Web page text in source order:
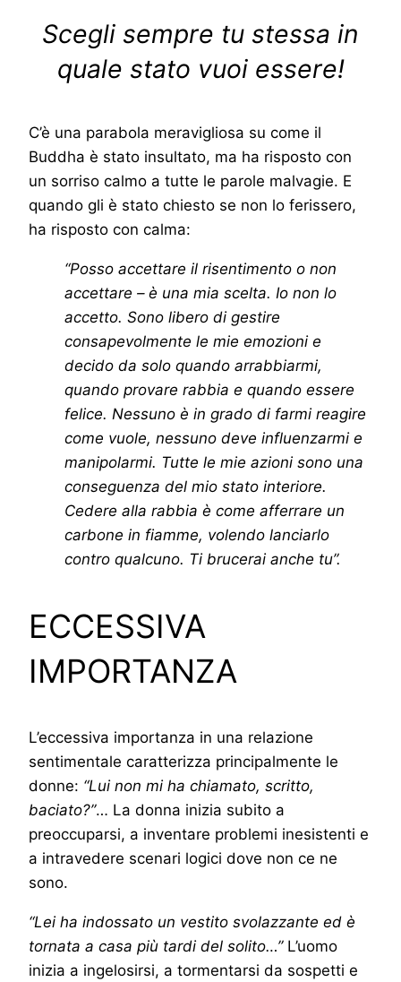
Scegli sempre tu stessa in
quale stato vuoi essere!
C’è una parabola meravigliosa su come il
Buddha è stato insultato, ma ha risposto con
un sorriso calmo a tutte le parole malvagie. E
quando gli è stato chiesto se non lo ferissero,
ha risposto con calma:
“Posso accettare il risentimento o non
accettare – è una mia scelta. Io non lo
accetto. Sono libero di gestire
consapevolmente le mie emozioni e
decido da solo quando arrabbiarmi,
quando provare rabbia e quando essere
felice. Nessuno è in grado di farmi reagire
come vuole, nessuno deve influenzarmi e
manipolarmi. Tutte le mie azioni sono una
conseguenza del mio stato interiore.
Cedere alla rabbia è come afferrare un
carbone in fiamme, volendo lanciarlo
contro qualcuno. Ti brucerai anche tu”.
ECCESSIVA
IMPORTANZA
L’eccessiva importanza in una relazione
sentimentale caratterizza principalmente le
donne: “Lui non mi ha chiamato, scritto,
baciato?”… La donna inizia subito a
preoccuparsi, a inventare problemi inesistenti e
a intravedere scenari logici dove non ce ne
sono.
“Lei ha indossato un vestito svolazzante ed è
tornata a casa più tardi del solito…”L’uomo
inizia a ingelosirsi, a tormentarsi da sospetti e